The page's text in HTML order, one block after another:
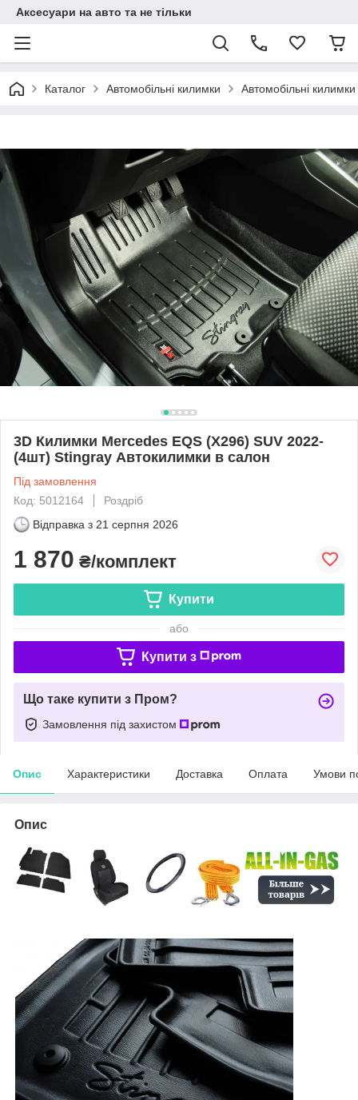
Аксесуари на авто та не тільки
Каталог Автомобільні килимки Автомобільні
3D Килимки Mercedes EQS (X296) SUV 2022-
(4шт) Stingray Автокилимки в салон
Під замовлення
Код: 5012164
Роздріб
Відправка з 21 серпня 2026
1 870 ₴/комплект
Купити
або
Купити з
Що таке купити з Пром?
Замовлення під захистом
Опис Характеристики Доставка Оплата Умови
Опис